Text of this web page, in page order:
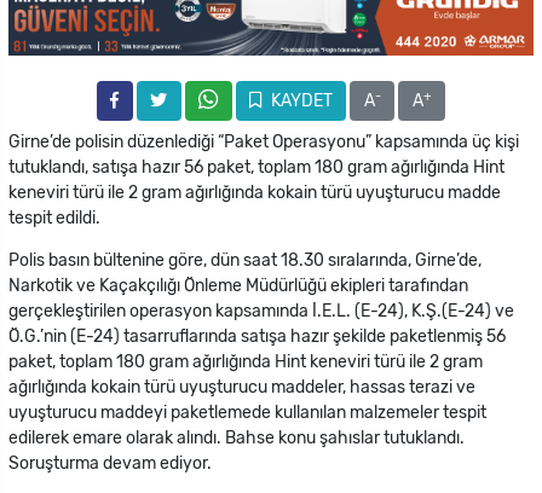
KAYDET A- A+
Girne’de polisin düzenlediği “Paket Operasyonu” kapsamında üç kişi
tutuklandı, satışa hazır 56 paket, toplam 180 gram ağırlığında Hint
keneviri türü ile 2 gram ağırlığında kokain türü uyuşturucu madde
tespit edildi.
Polis basın bültenine göre, dün saat 18.30 sıralarında, Girne’de,
Narkotik ve Kaçakçılığı Önleme Müdürlüğü ekipleri tarafından
gerçekleştirilen operasyon kapsamında İ.E.L. (E-24), K.Ş.(E-24) ve
Ö.G.’nin (E-24) tasarruflarında satışa hazır şekilde paketlenmiş 56
paket, toplam 180 gram ağırlığında Hint keneviri türü ile 2 gram
ağırlığında kokain türü uyuşturucu maddeler, hassas terazi ve
uyuşturucu maddeyi paketlemede kullanılan malzemeler tespit
edilerek emare olarak alındı. Bahse konu şahıslar tutuklandı.
Soruşturma devam ediyor.